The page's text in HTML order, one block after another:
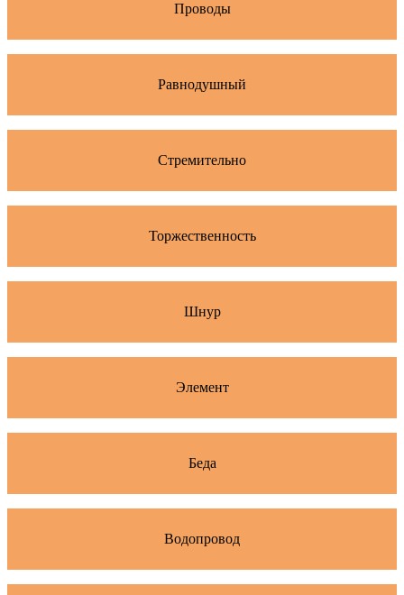
Проводы
Равнодушный
Стремительно
Торжественность
Шнур
Элемент
Беда
Водопровод